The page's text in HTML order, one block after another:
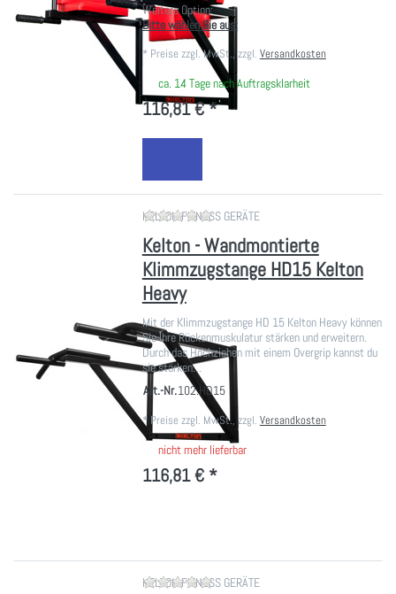
Weitere Option:
Bitte wählen Sie aus:
* Preise zzgl. MwSt., zzgl. Versandkosten
ca. 14 Tage nach Auftragsklarheit
116,81 € *
KELTON FITNESS GERÄTEZu diesem Produkt liegen noch
Kelton - Wandmontierte
Klimmzugstange HD15 Kelton
Heavy
Mit der Klimmzugstange HD 15 Kelton Heavy können
Sie Ihre Rückenmuskulatur stärken und erweitern.
Durch das Hochziehen mit einem Overgrip kannst du
sie stärken…
Art.-Nr.102.HD15
* Preise zzgl. MwSt., zzgl. Versandkosten
nicht mehr lieferbar
116,81 € *
KELTON FITNESS GERÄTEZu diesem Produkt liegen noch